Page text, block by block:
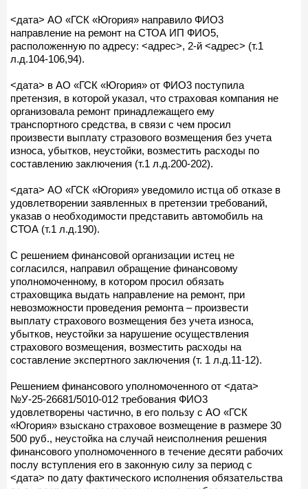
<дата> АО «ГСК «Югория» направило ФИО3
направление на ремонт на СТОА ИП ФИО5,
расположенную по адресу: <адрес>, 2-й <адрес> (т.1
л.д.104-106,94).
<дата> в АО «ГСК «Югория» от ФИО3 поступила
претензия, в которой указал, что страховая компания не
организовала ремонт принадлежащего ему
транспортного средства, в связи с чем просил
произвести выплату стразового возмещения без учета
износа, убытков, неустойки, возместить расходы по
составлению заключения (т.1 л.д.200-202).
<дата> АО «ГСК «Югория» уведомило истца об отказе в
удовлетворении заявленных в претензии требований,
указав о необходимости представить автомобиль на
СТОА (т.1 л.д.190).
С решением финансовой организации истец не
согласился, направил обращение финансовому
уполномоченному, в котором просил обязать
страховщика выдать направление на ремонт, при
невозможности проведения ремонта – произвести
выплату страхового возмещения без учета износа,
убытков, неустойки за нарушение осуществления
страхового возмещения, возместить расходы на
составление экспертного заключения (т. 1 л.д.11-12).
Решением финансового уполномоченного от <дата>
№У-25-26681/5010-012 требования ФИО3
удовлетворены частично, в его пользу с АО «ГСК
«Югория» взыскано страховое возмещение в размере 30
500 руб., неустойка на случай неисполнения решения
финансового уполномоченного в течение десяти рабочих
послу вступления его в законную силу за период с
<дата> по дату фактического исполнения обязательства